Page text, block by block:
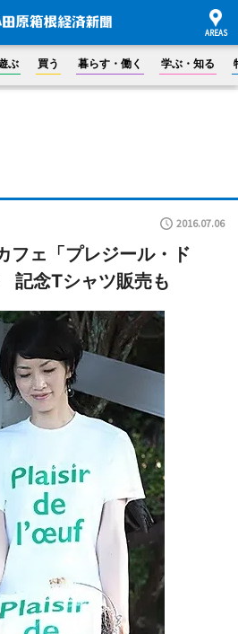
ぶ 買う 暮らす・働く 学ぶ・知る
2016.07.06
フェ「プレジール・ド
記念Tシャツ販売も